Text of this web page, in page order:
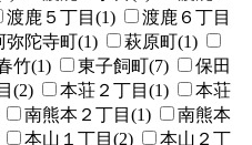
渡鹿５丁目(1)
渡鹿６丁目
弥陀寺町(1)
萩原町(1)
竹(1) 東子飼町(7)
保田
(2) 本荘２丁目(1)
本荘
南熊本２丁目(1)
南熊本
本山１丁目(2)
本山２丁